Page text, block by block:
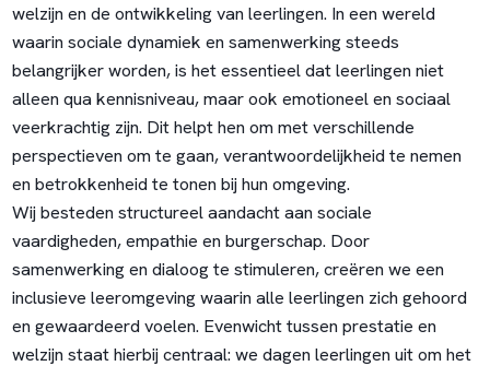
welzijn en de ontwikkeling van leerlingen. In een wereld
waarin sociale dynamiek en samenwerking steeds
belangrijker worden, is het essentieel dat leerlingen niet
alleen qua kennisniveau, maar ook emotioneel en sociaal
veerkrachtig zijn. Dit helpt hen om met verschillende
perspectieven om te gaan, verantwoordelijkheid te nemen
en betrokkenheid te tonen bij hun omgeving.
Wij besteden structureel aandacht aan sociale
vaardigheden, empathie en burgerschap. Door
samenwerking en dialoog te stimuleren, creëren we een
inclusieve leeromgeving waarin alle leerlingen zich gehoord
en gewaardeerd voelen. Evenwicht tussen prestatie en
welzijn staat hierbij centraal: we dagen leerlingen uit om het